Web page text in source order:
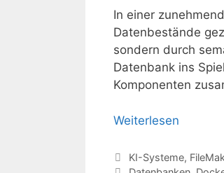
In einer
Datenbestände
sondern durch
Datenbank ins
Komponenten
Weiterlesen
Kategorien
KI-Systeme,